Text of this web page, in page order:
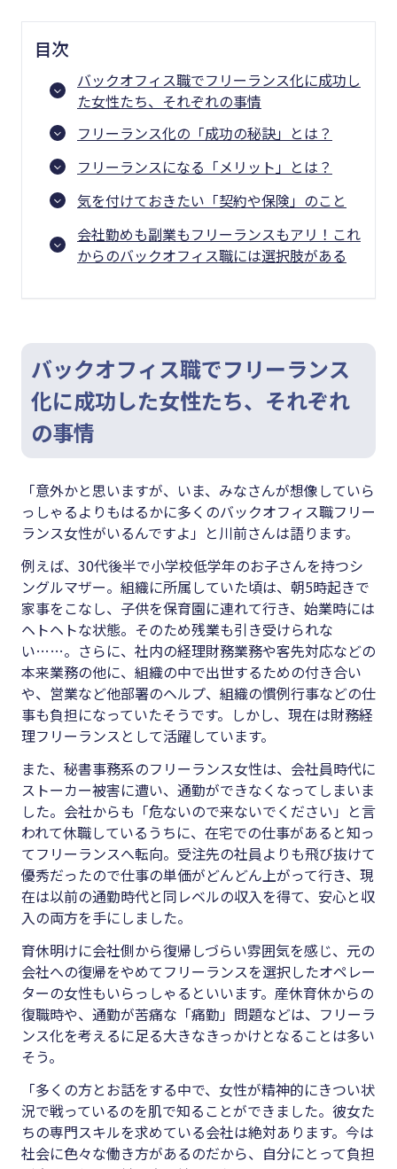
目次
バックオフィス職でフリーランス化に成功し
た女性たち、それぞれの事情
フリーランス化の「成功の秘訣」とは？
フリーランスになる「メリット」とは？
気を付けておきたい「契約や保険」のこと
会社勤めも副業もフリーランスもアリ！これ
からのバックオフィス職には選択肢がある
バックオフィス職でフリーランス
化に成功した女性たち、それぞれ
の事情
「意外かと思いますが、いま、みなさんが想像していら
っしゃるよりもはるかに多くのバックオフィス職フリー
ランス女性がいるんですよ」と川前さんは語ります。
例えば、30代後半で小学校低学年のお子さんを持つシ
ングルマザー。組織に所属していた頃は、朝5時起きで
家事をこなし、子供を保育園に連れて行き、始業時には
ヘトヘトな状態。そのため残業も引き受けられな
い……。さらに、社内の経理財務業務や客先対応などの
本来業務の他に、組織の中で出世するための付き合い
や、営業など他部署のヘルプ、組織の慣例行事などの仕
事も負担になっていたそうです。しかし、現在は財務経
理フリーランスとして活躍しています。
また、秘書事務系のフリーランス女性は、会社員時代に
ストーカー被害に遭い、通勤ができなくなってしまいま
した。会社からも「危ないので来ないでください」と言
われて休職しているうちに、在宅での仕事があると知っ
てフリーランスへ転向。受注先の社員よりも飛び抜けて
優秀だったので仕事の単価がどんどん上がって行き、現
在は以前の通勤時代と同レベルの収入を得て、安心と収
入の両方を手にしました。
育休明けに会社側から復帰しづらい雰囲気を感じ、元の
会社への復帰をやめてフリーランスを選択したオペレー
ターの女性もいらっしゃるといいます。産休育休からの
復職時や、通勤が苦痛な「痛勤」問題などは、フリーラ
ンス化を考えるに足る大きなきっかけとなることは多い
そう。
「多くの方とお話をする中で、女性が精神的にきつい状
況で戦っているのを肌で知ることができました。彼女た
ちの専門スキルを求めている会社は絶対あります。今は
社会に色々な働き方があるのだから、自分にとって負担